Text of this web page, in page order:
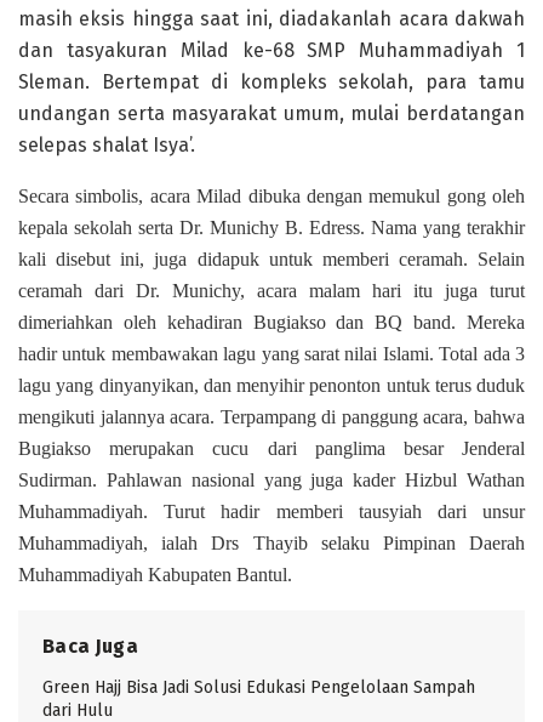
masih eksis hingga saat ini, diadakanlah acara dakwah
dan tasyakuran Milad ke-68 SMP Muhammadiyah 1
Sleman. Bertempat di kompleks sekolah, para tamu
undangan serta masyarakat umum, mulai berdatangan
selepas shalat Isya’.
Secara simbolis, acara Milad dibuka dengan memukul gong oleh
kepala sekolah serta Dr. Munichy B. Edress. Nama yang terakhir
kali disebut ini, juga didapuk untuk memberi ceramah. Selain
ceramah dari Dr. Munichy, acara malam hari itu juga turut
dimeriahkan oleh kehadiran Bugiakso dan BQ band. Mereka
hadir untuk membawakan lagu yang sarat nilai Islami. Total ada 3
lagu yang dinyanyikan, dan menyihir penonton untuk terus duduk
mengikuti jalannya acara. Terpampang di panggung acara, bahwa
Bugiakso merupakan cucu dari panglima besar Jenderal
Sudirman. Pahlawan nasional yang juga kader Hizbul Wathan
Muhammadiyah. Turut hadir memberi tausyiah dari unsur
Muhammadiyah, ialah Drs Thayib selaku Pimpinan Daerah
Muhammadiyah Kabupaten Bantul.
Baca Juga
Green Hajj Bisa Jadi Solusi Edukasi Pengelolaan Sampah
dari Hulu